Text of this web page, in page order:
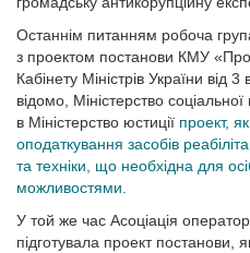
Останнім питанням робоча
з проектом постанови КМУ
Кабінету Міністрів України
відомо, Міністерство
в Міністерство юстиції проект,
оподаткування засобів
та техніки, що необхідна для
можливостями.
У той же час Асоціація
підготувала проект постанови,